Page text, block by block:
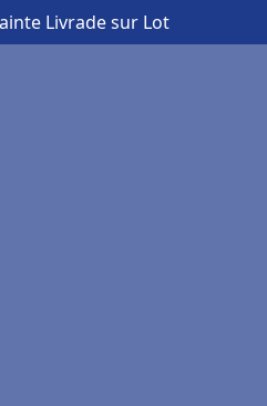
Livrade sur Lot